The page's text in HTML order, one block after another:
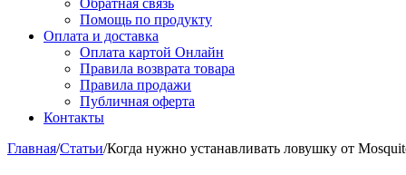
Обратная связь
Помощь по продукту
Оплата и доставка
Оплата картой Онлайн
Правила возврата товара
Правила продажи
Публичная оферта
Контакты
Главная/Статьи/Когда нужно устанавливать ловушку от